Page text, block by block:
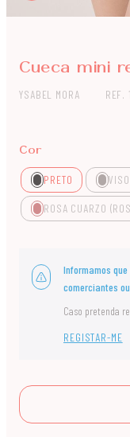
Cueca mini
YSABEL MORA REF.
Cor
PRETO
ROSA CUARZO
Informamos
comerciantes
Caso pretenda
REGISTAR-ME